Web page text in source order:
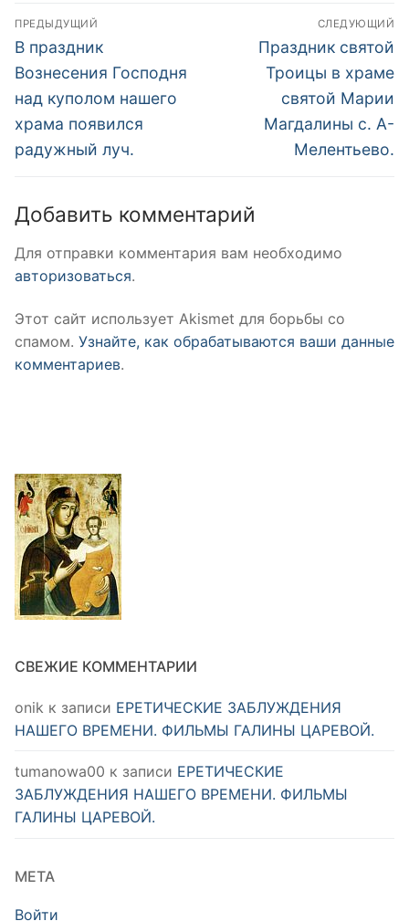
Навигация
по
записям
ПРЕДЫДУЩИЙ
Предыдущая
запись:
В праздник
Вознесения Господня
над куполом нашего
храма появился
радужный луч.
СЛЕДУЮЩИЙ
Следующая
запись:
Праздник святой
Троицы в храме
святой Марии
Магдалины с. А-
Мелентьево.
Добавить комментарий
Для отправки комментария вам необходимо
авторизоваться.
Этот сайт использует Akismet для борьбы со
спамом. Узнайте, как обрабатываются ваши данные
комментариев.
СВЕЖИЕ КОММЕНТАРИИ
onik к записи ЕРЕТИЧЕСКИЕ ЗАБЛУЖДЕНИЯ
НАШЕГО ВРЕМЕНИ. ФИЛЬМЫ ГАЛИНЫ ЦАРЕВОЙ.
tumanowa00 к записи ЕРЕТИЧЕСКИЕ
ЗАБЛУЖДЕНИЯ НАШЕГО ВРЕМЕНИ. ФИЛЬМЫ
ГАЛИНЫ ЦАРЕВОЙ.
МЕТА
Войти